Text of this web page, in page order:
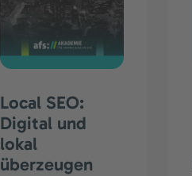
Local SEO:
Digital und
lokal
überzeugen